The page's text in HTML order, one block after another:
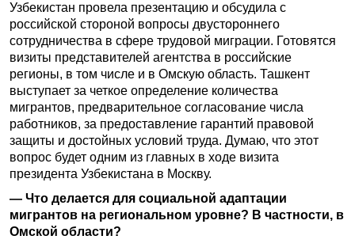
Узбекистан провела презентацию и обсудила с
российской стороной вопросы двустороннего
сотрудничества в сфере трудовой миграции. Готовятся
визиты представителей агентства в российские
регионы, в том числе и в Омскую область. Ташкент
выступает за четкое определение количества
мигрантов, предварительное согласование числа
работников, за предоставление гарантий правовой
защиты и достойных условий труда. Думаю, что этот
вопрос будет одним из главных в ходе визита
президента Узбекистана в Москву.
— Что делается для социальной адаптации
мигрантов на региональном уровне? В частности, в
Омской области?